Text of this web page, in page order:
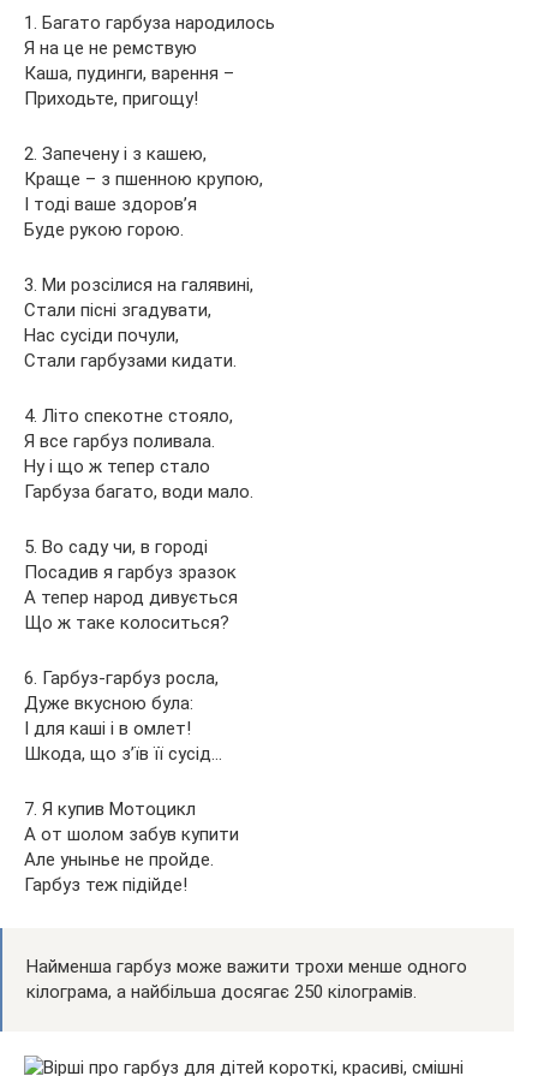
1. Багато гарбуза народилось
Я на це не ремствую
Каша, пудинги, варення –
Приходьте, пригощу!
2. Запечену і з кашею,
Краще – з пшенною крупою,
І тоді ваше здоров’я
Буде рукою горою.
3. Ми розсілися на галявині,
Стали пісні згадувати,
Нас сусіди почули,
Стали гарбузами кидати.
4. Літо спекотне стояло,
Я все гарбуз поливала.
Ну і що ж тепер стало
Гарбуза багато, води мало.
5. Во саду чи, в городі
Посадив я гарбуз зразок
А тепер народ дивується
Що ж таке колоситься?
6. Гарбуз-гарбуз росла,
Дуже вкусною була:
І для каші і в омлет!
Шкода, що з’їв її сусід…
7. Я купив Мотоцикл
А от шолом забув купити
Але унынье не пройде.
Гарбуз теж підійде!
Найменша гарбуз може важити трохи менше одного
кілограма, а найбільша досягає 250 кілограмів.